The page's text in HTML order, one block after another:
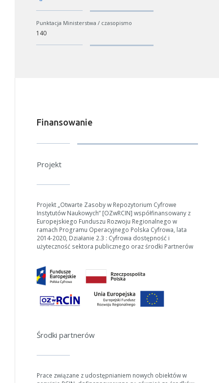
Punktacja Ministerstwa / czasopismo
140
Finansowanie
Projekt
Projekt „Otwarte Zasoby w Repozytorium Cyfrowe
Instytutów Naukowych” [OZwRCIN] współfinansowany z
Europejskiego Funduszu Rozwoju Regionalnego w
ramach Programu Operacyjnego Polska Cyfrowa, lata
2014-2020, Działanie 2.3 : Cyfrowa dostępność i
użyteczność sektora publicznego oraz środki Partnerów
Środki partnerów
Prace związane z udostępnianiem nowych obiektów w